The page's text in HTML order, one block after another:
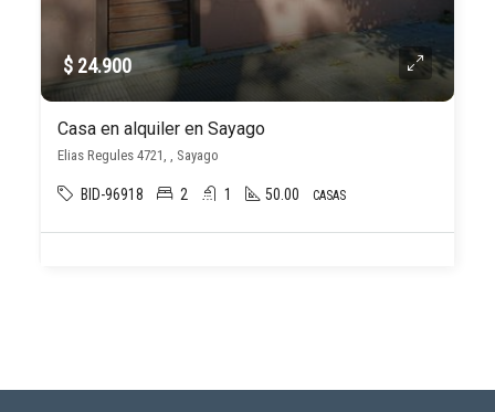
$ 24.900
Casa en alquiler en Sayago
Elias Regules 4721, , Sayago
BID-96918 2 1 50.00 CASAS